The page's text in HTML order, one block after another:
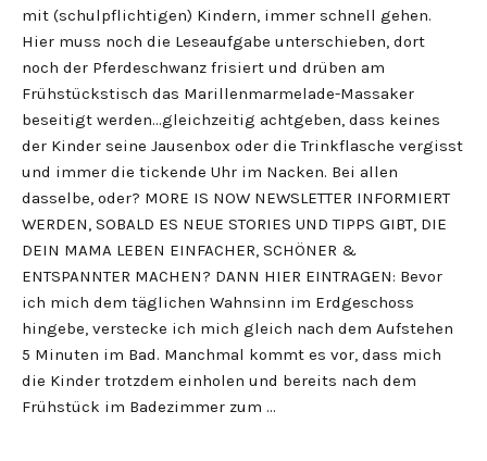
mit (schulpflichtigen) Kindern, immer schnell gehen.
Hier muss noch die Leseaufgabe unterschieben, dort
noch der Pferdeschwanz frisiert und drüben am
Frühstückstisch das Marillenmarmelade-Massaker
beseitigt werden…gleichzeitig achtgeben, dass keines
der Kinder seine Jausenbox oder die Trinkflasche vergisst
und immer die tickende Uhr im Nacken. Bei allen
dasselbe, oder? MORE IS NOW NEWSLETTER INFORMIERT
WERDEN, SOBALD ES NEUE STORIES UND TIPPS GIBT, DIE
DEIN MAMA LEBEN EINFACHER, SCHÖNER &
ENTSPANNTER MACHEN? DANN HIER EINTRAGEN: Bevor
ich mich dem täglichen Wahnsinn im Erdgeschoss
hingebe, verstecke ich mich gleich nach dem Aufstehen
5 Minuten im Bad. Manchmal kommt es vor, dass mich
die Kinder trotzdem einholen und bereits nach dem
Frühstück im Badezimmer zum …